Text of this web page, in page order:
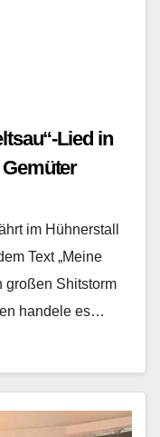
Lied in
im Hühnerstall
Text „Meine
großen Shitstorm
handele es…